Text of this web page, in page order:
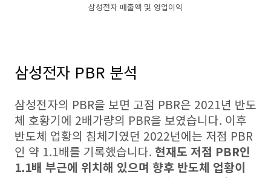
삼성전자 매출액 및 영업이익
삼성전자 PBR 분석
삼성전자의 PBR을 보면 고점 PBR은 2021년 반도
체 호황기에 2배가량의 PBR을 보였습니다. 이후
반도체 업황의 침체기였던 2022년에는 저점 PBR
인 약 1.1배를 기록했습니다. 현재도 저점 PBR인
1.1배 부근에 위치해 있으며 향후 반도체 업황이